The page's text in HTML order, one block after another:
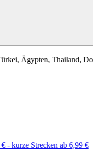
Ägypten, Thailand,
- kurze Strecken ab 6,99 €